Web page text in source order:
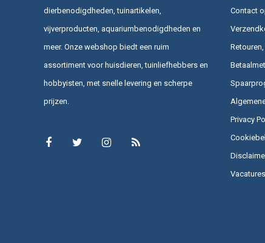
dierbenodigdheden, tuinartikelen,
vijverproducten, aquariumbenodigdheden en
meer. Onze webshop biedt een ruim
assortiment voor huisdieren, tuinliefhebbers en
hobbyisten, met snelle levering en scherpe
prijzen.
Contact
Privacy